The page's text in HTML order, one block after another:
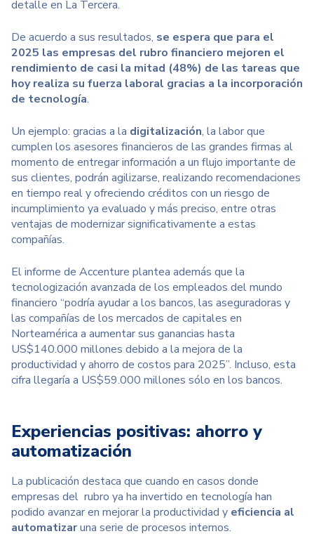
detalle en La Tercera.
De acuerdo a sus resultados, se espera que para el
2025 las empresas del rubro financiero mejoren el
rendimiento de casi la mitad (48%) de las tareas que
hoy realiza su fuerza laboral gracias a la incorporación
de tecnología.
Un ejemplo: gracias a la digitalización, la labor que
cumplen los asesores financieros de las grandes firmas al
momento de entregar información a un flujo importante de
sus clientes, podrán agilizarse, realizando recomendaciones
en tiempo real y ofreciendo créditos con un riesgo de
incumplimiento ya evaluado y más preciso, entre otras
ventajas de modernizar significativamente a estas
compañías.
El informe de Accenture plantea además que la
tecnologización avanzada de los empleados del mundo
financiero “podría ayudar a los bancos, las aseguradoras y
las compañías de los mercados de capitales en
Norteamérica a aumentar sus ganancias hasta
US$140.000 millones debido a la mejora de la
productividad y ahorro de costos para 2025”. Incluso, esta
cifra llegaría a US$59.000 millones sólo en los bancos.
Experiencias positivas: ahorro y
automatización
La publicación destaca que cuando en casos donde
empresas del rubro ya ha invertido en tecnología han
podido avanzar en mejorar la productividad y eficiencia al
automatizaruna serie de procesos internos.